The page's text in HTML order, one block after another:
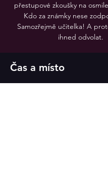
přestupové zkoušky na
Kdo za známky nese
Samozřejmě učitelka! A
Čas a místo